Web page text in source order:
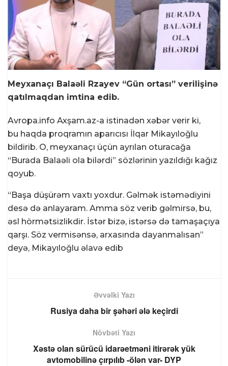
Meyxanaçı Balaəli Rzayev “Gün ortası” verilişinə
qatılmaqdan imtina edib.
Avropa.info Axşam.az-a istinadən xəbər verir ki,
bu haqda proqramın aparıcısı İlqar Mikayıloğlu
bildirib. O, meyxanaçı üçün ayrılan oturacağa
“Burada Balaəli ola bilərdi” sözlərinin yazıldığı kağız
qoyub.
“Başa düşürəm vaxtı yoxdur. Gəlmək istəmədiyini
desə də anlayaram. Amma söz verib gəlmirsə, bu,
əsl hörmətsizlikdir. İstər bizə, istərsə də tamaşaçıya
qarşı. Söz vermisənsə, arxasında dayanmalısan”
deyə, Mikayıloğlu əlavə edib
Əvvəlki Yazı
Rusiya daha bir şəhəri ələ keçirdi
Növbəti Yazı
Xəstə olan sürücü idarəetməni itirərək yük
avtomobilinə çırpılıb -ölən var- DYP